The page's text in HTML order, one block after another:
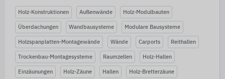
Holz-Konstruktionen Außenwände Holz-Modulbauten
Überdachungen Wandbausysteme Modulare Bausysteme
Holzspanplatten-Montagewände Wände Carports Reithallen
Trockenbau-Montagesysteme Raumzellen Holz-Hallen
Einzäunungen Holz-Zäune Hallen Holz-Bretterzäune